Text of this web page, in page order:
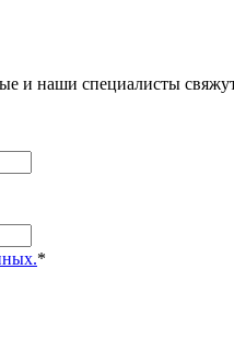
и наши специалисты
*